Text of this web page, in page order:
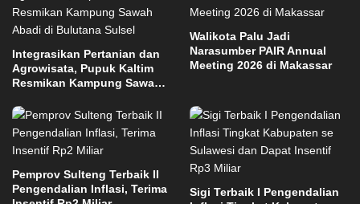
Integrasikan Pertanian dan
Agrowisata, Pupuk Kaltim
Resmikan Kampung Sawah
Walikota Palu Jadi
Narasumber PAIR Annual
Meeting 2026 di Makassar
Pemprov Sulteng Terbaik II
Pengendalian Inflasi, Terima
Sigi Terbaik I Pengendalian